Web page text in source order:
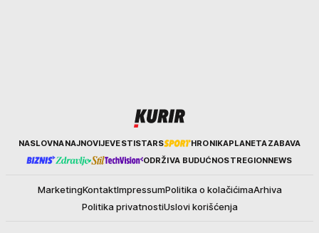
KurirNASLOVNANAJNOVIJEVESTISTARS HRONIKAPLANETAZABAVA
ODRŽIVA BUDUĆNOSTREGIONNEWS
MarketingKontaktImpressumPolitika o kolačićimaArhiva
Politika privatnostiUslovi korišćenja